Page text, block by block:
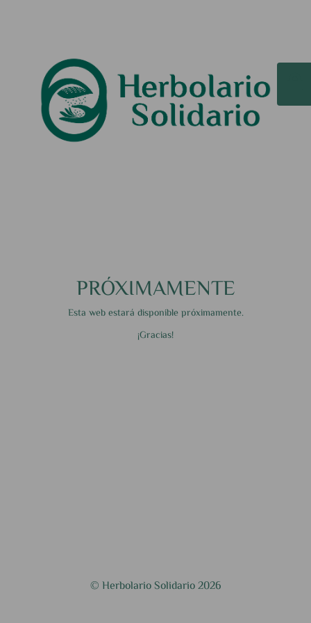
PRÓXIMAMENTE
Esta web estará disponible próximamente.
¡Gracias!
© Herbolario Solidario 2026